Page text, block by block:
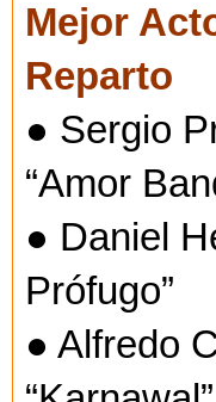
Mejor
Reparto
● Sergio
“Amor
● Daniel
Prófugo”
● Alfredo